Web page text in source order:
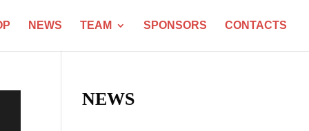
NEWS TEAM SPONSORS CONTACTS
NEWS